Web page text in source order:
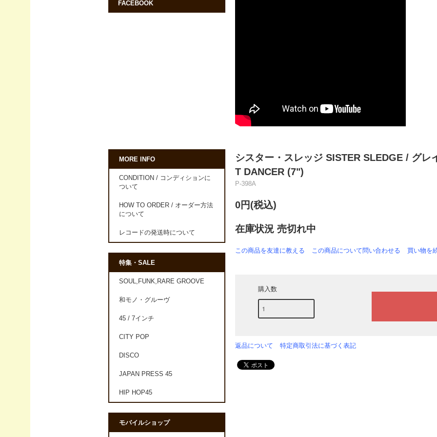
シスター・スレッジ SISTER SLEDGE / グ
T DANCER (7")
P-398A
0円(税込)
在庫状況 売切れ中
この商品を友達に教える この商品について問い合わせる 買い物を
購入数
返品について 特定商取引法に基づく表記
FACEBOOK
MORE INFO
CONDITION / コンディションに
ついて
HOW TO ORDER / オーダー方法
について
レコードの発送時について
特集・SALE
SOUL,FUNK,RARE GROOVE
和モノ・グルーヴ
45 / 7インチ
CITY POP
DISCO
JAPAN PRESS 45
HIP HOP45
モバイルショップ